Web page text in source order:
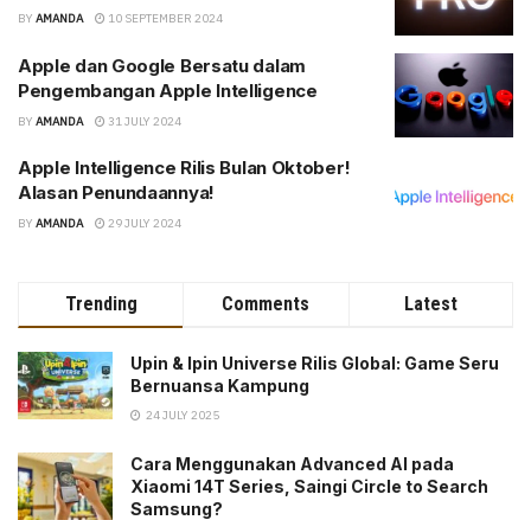
BY AMANDA 10 SEPTEMBER 2024
Apple dan Google Bersatu dalam
Pengembangan Apple Intelligence
BY AMANDA 31 JULY 2024
Apple Intelligence Rilis Bulan Oktober!
Alasan Penundaannya!
BY AMANDA 29 JULY 2024
Trending Comments Latest
Upin & Ipin Universe Rilis Global: Game Seru
Bernuansa Kampung
24 JULY 2025
Cara Menggunakan Advanced AI pada
Xiaomi 14T Series, Saingi Circle to Search
Samsung?